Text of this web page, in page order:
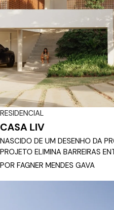
RESIDENCIAL
CASA LIV
NASCIDO DE UM DESENHO DA
PROJETO ELIMINA BARREIRAS
POR FAGNER MENDES GAVA